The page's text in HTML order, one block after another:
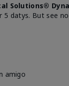
Solutions®
5 datys. But see
amigo